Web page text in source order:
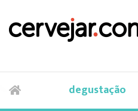
degustação